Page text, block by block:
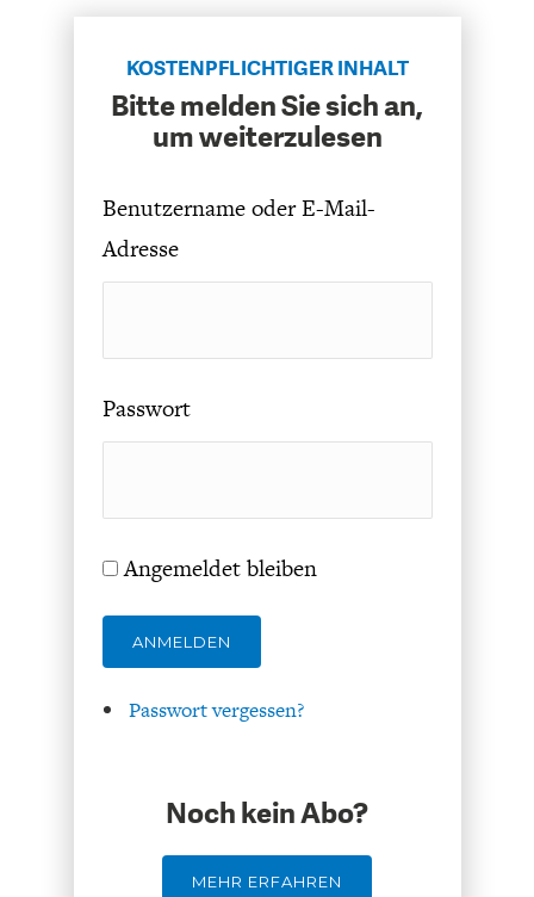
DAS DEUTSCHE
GERMANOMICS
GELDPOLITIK
HÖRSAAL
KOSTENPFLICHTIGER INHALT
Bitte melden Sie sich an,
um weiterzulesen
Benutzername oder E-Mail-
Adresse
Passwort
Angemeldet bleiben
ANMELDEN
Passwort vergessen?
Noch kein Abo?
MEHR ERFAHREN